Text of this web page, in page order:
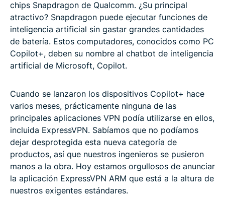
chips Snapdragon de Qualcomm. ¿Su principal
atractivo? Snapdragon puede ejecutar funciones de
inteligencia artificial sin gastar grandes cantidades
de batería. Estos computadores, conocidos como PC
Copilot+, deben su nombre al chatbot de inteligencia
artificial de Microsoft, Copilot.
Cuando se lanzaron los dispositivos Copilot+ hace
varios meses, prácticamente ninguna de las
principales aplicaciones VPN podía utilizarse en ellos,
incluida ExpressVPN. Sabíamos que no podíamos
dejar desprotegida esta nueva categoría de
productos, así que nuestros ingenieros se pusieron
manos a la obra. Hoy estamos orgullosos de anunciar
la aplicación ExpressVPN ARM que está a la altura de
nuestros exigentes estándares.